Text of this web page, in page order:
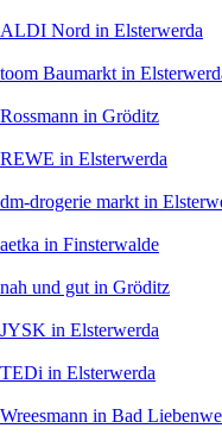
ALDI Nord in Elsterwerda
toom Baumarkt in
Rossmann in Gröditz
REWE in Elsterwerda
dm-drogerie markt in
aetka in Finsterwalde
nah und gut in Gröditz
JYSK in Elsterwerda
TEDi in Elsterwerda
Wreesmann in Bad